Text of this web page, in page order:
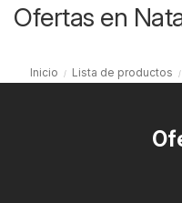
Ofertas en
Inicio Lista de productos